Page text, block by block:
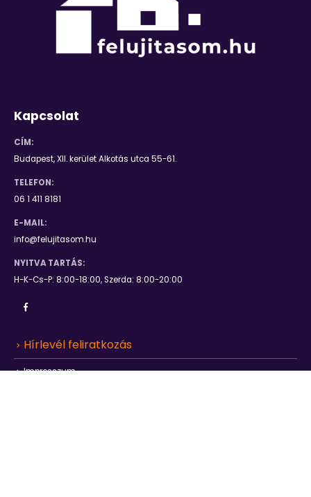
Kapcsolat
CÍM:
Budapest, XII. kerület Alkotás utca 55-61.
TELEFON:
06 1 411 8181
E-MAIL:
info@felujitasom.hu
NYITVA TARTÁS:
H-K-Cs-P: 8:00-18:00, Szerda: 8:00-20:00
Hírlevél feliratkozás
Impresszum